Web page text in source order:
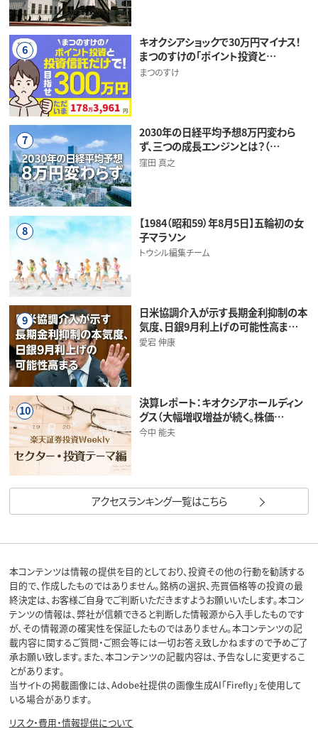
6
キオクシアショックで30万円マイナス！
まつのすけの「ポイント投資と…
まつのすけ
7
2030年の日経平均予想8万円変わら
ず、三つの成長エンジンとは？（…
窪田 真之
8
【1984（昭和59）年8月5日】五輪初の女
子マラソン
トウシル編集チーム
9
日米協調介入が示す長期金利抑制の本
気度、日銀9月利上げの可能性高ま…
愛宕 伸康
10
決算レポート：キオクシアホールディン
グス（大幅増収増益が続く。株価…
今中 能夫
アクセスランキング一覧はこちら
本コンテンツは情報の提供を目的としており、投資その他の行動を勧誘する
目的で、作成したものではありません。銘柄の選択、売買価格等の投資の最
終決定は、お客様ご自身でご判断いただきますようお願いいたします。本コン
テンツの情報は、弊社が信頼できると判断した情報源から入手したものです
が、その情報源の確実性を保証したものではありません。本コンテンツの記
載内容に関するご質問・ご照会等には一切お答え致しかねますので予めご了
承お願い致します。また、本コンテンツの記載内容は、予告なしに変更するこ
とがあります。
当サイトの掲載画像には、Adobe社提供の画像生成AI「Firefly」を使用して
いる場合があります。
リスク・費用・情報提供について